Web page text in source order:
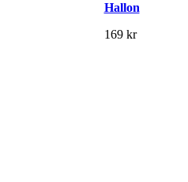
Hallon
169 kr